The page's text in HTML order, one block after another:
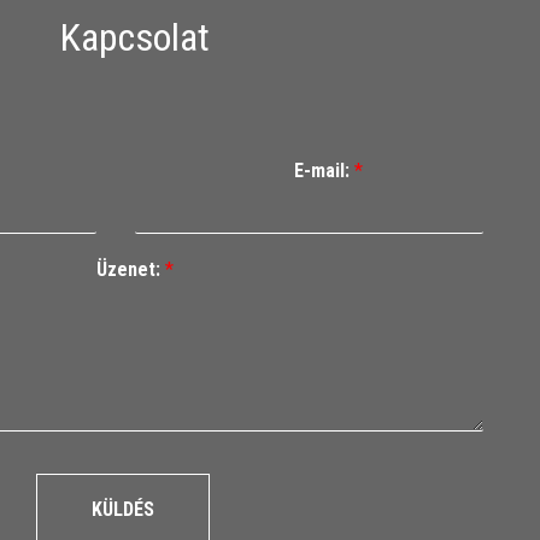
Kapcsolat
E-mail: *
Üzenet: *
KÜLDÉS